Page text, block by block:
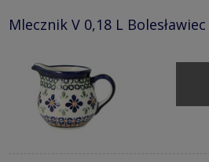
Mlecznik V 0,18 L